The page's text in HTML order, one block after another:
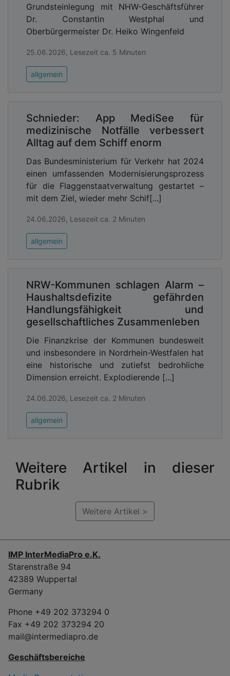
Grundsteinlegung mit NHW-Geschäftsführer
Dr. Constantin Westphal und
Oberbürgermeister Dr. Heiko Wingenfeld
25.06.2026, Lesezeit ca. 5 Minuten
allgemein
Schnieder: App MediSee für
medizinische Notfälle verbessert
Alltag auf dem Schiff enorm
Das Bundesministerium für Verkehr hat 2024
einen umfassenden Modernisierungsprozess
für die Flaggenstaatverwaltung gestartet –
mit dem Ziel, wieder mehr Schif[...]
24.06.2026, Lesezeit ca. 2 Minuten
allgemein
NRW-Kommunen schlagen Alarm –
Haushaltsdefizite gefährden
Handlungsfähigkeit und
gesellschaftliches Zusammenleben
Die Finanzkrise der Kommunen bundesweit
und insbesondere in Nordrhein-Westfalen hat
eine historische und zutiefst bedrohliche
Dimension erreicht. Explodierende [...]
24.06.2026, Lesezeit ca. 2 Minuten
allgemein
Weitere Artikel in dieser
Rubrik
Weitere Artikel >
IMP InterMediaPro e.K.
Starenstraße 94
42389 Wuppertal
Germany
Phone +49 202 373294 0
Fax +49 202 373294 20
mail@intermediapro.de
Geschäftsbereiche